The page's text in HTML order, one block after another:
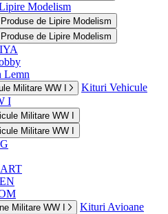
Modelism
de Lipire Modelism
de Lipire Modelism
Lemn
Militare WW I
Kituri Vehicule
I
Militare WW I
Militare WW I
Militare WW I
Kituri Avioane